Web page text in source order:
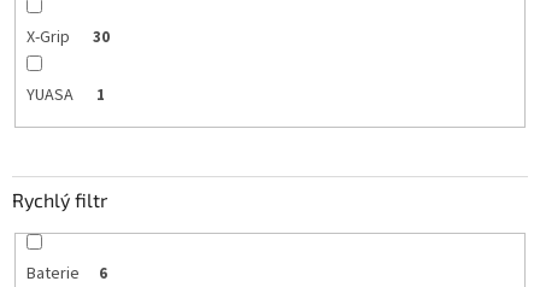
X-Grip 30
YUASA 1
Rychlý filtr
Baterie 6